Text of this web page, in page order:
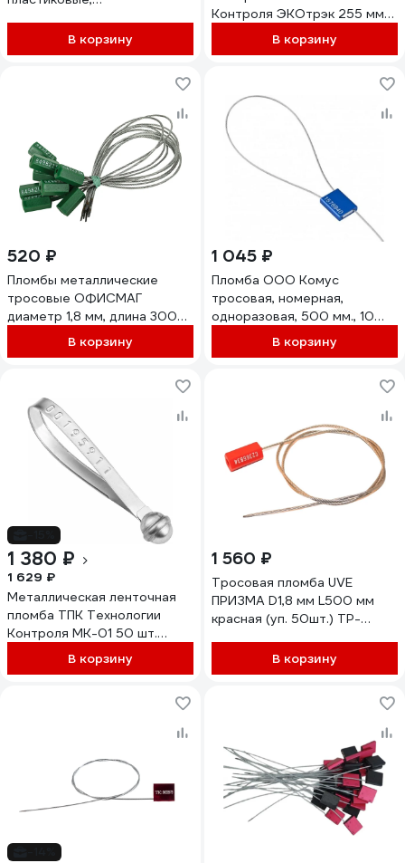
330 мм, красные, комплект
50шт 607442
В корзину
Контроля ЭКОтрэк 255 мм
(Цвет: желтый) 100 шт
В корзину
520 ₽
Пломбы металлические
тросовые ОФИСМАГ
диаметр 1,8 мм, длина 300
мм, Комплект 10 шт. 604775
В корзину
1 045 ₽
Пломба ООО Комус
тросовая, номерная,
одноразовая, 500 мм., 10
штук/упаковка, металл
В корзину
1 380 ₽
1 629 ₽
Металлическая ленточная
пломба ТПК Технологии
Контроля МК-01 50 шт.
В корзину
1 560 ₽
Тросовая пломба UVE
ПРИЗМА D1,8 мм L500 мм
красная (уп. 50шт.) TP-
В корзину